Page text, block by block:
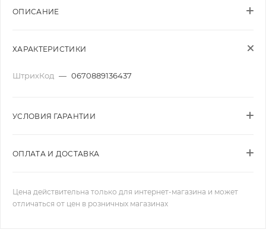
ОПИСАНИЕ
ХАРАКТЕРИСТИКИ
ШтрихКод — 0670889136437
УСЛОВИЯ ГАРАНТИИ
ОПЛАТА И ДОСТАВКА
Цена действительна только для интернет-магазина и может
отличаться от цен в розничных магазинах